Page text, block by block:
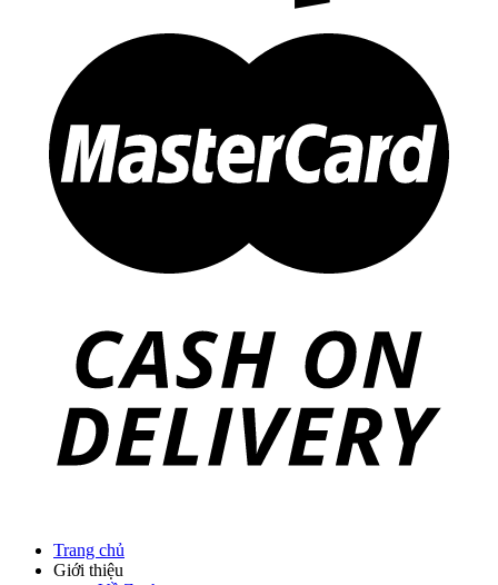
Trang chủ
Giới thiệu